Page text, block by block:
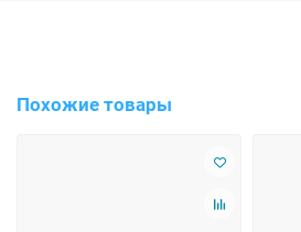
Похожие товары